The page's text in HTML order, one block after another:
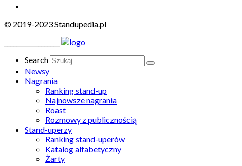
© 2019-2023 Standupedia.pl
Search
Newsy
Nagrania
Ranking stand-up
Najnowsze nagrania
Roast
Rozmowy z publicznością
Stand-uperzy
Ranking stand-uperów
Katalog alfabetyczny
Żarty